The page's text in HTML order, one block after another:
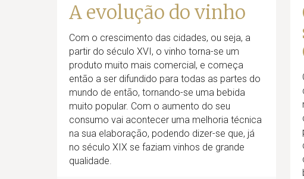
A evolução do vinho
Com o crescimento das cidades, ou seja, a
partir do século XVI, o vinho torna-se um
produto muito mais comercial, e começa
então a ser difundido para todas as partes do
mundo de então, tornando-se uma bebida
muito popular. Com o aumento do seu
consumo vai acontecer uma melhoria técnica
na sua elaboração, podendo dizer-se que, já
no século XIX se faziam vinhos de grande
qualidade.